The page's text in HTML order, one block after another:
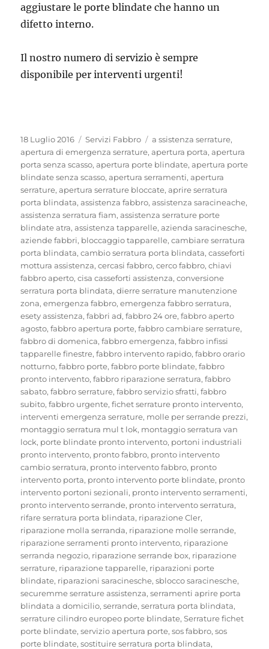
aggiustare le porte blindate che hanno un
difetto interno.
Il nostro numero di servizio è sempre
disponibile per interventi urgenti!
Pubblicato
il
18 Luglio 2016 Categorie
Servizi Fabbro Tag
a ssistenza serrature,
apertura di emergenza serrature,apertura porta,apertura
porta senza scasso,apertura porte blindate,apertura porte
blindate senza scasso,apertura serramenti,apertura
serrature,apertura serrature bloccate,aprire serratura
porta blindata,assistenza fabbro,assistenza saracineache,
assistenza serratura fiam,assistenza serrature porte
blindate atra,assistenza tapparelle,azienda saracinesche,
aziende fabbri, bloccaggio tapparelle,cambiare serratura
porta blindata,cambio serratura porta blindata,casseforti
mottura assistenza,cercasi fabbro,cerco fabbro,chiavi
fabbro aperto,cisa casseforti assistenza,conversione
serratura porta blindata,dierre serrature manutenzione
zona,emergenza fabbro,emergenza fabbro serratura,
esety assistenza,fabbri ad,fabbro 24 ore,fabbro aperto
agosto,fabbro apertura porte,fabbro cambiare serrature,
fabbro di domenica,fabbro emergenza,fabbro infissi
tapparelle finestre,fabbro intervento rapido,fabbro orario
notturno,fabbro porte,fabbro porte blindate,fabbro
pronto intervento,fabbro riparazione serratura,fabbro
sabato,fabbro serrature,fabbro servizio sfratti,fabbro
subito,fabbro urgente,fichet serrature pronto intervento,
interventi emergenza serrature, molle per serrande prezzi,
montaggio serratura mul t lok, montaggio serratura van
lock, porte blindate pronto intervento, portoni industriali
pronto intervento, pronto fabbro, pronto intervento
cambio serratura, pronto intervento fabbro, pronto
intervento porta, pronto intervento porte blindate, pronto
intervento portoni sezionali, pronto intervento serramenti,
pronto intervento serrande, pronto intervento serratura,
rifare serratura porta blindata, riparazione Cler,
riparazione molla serranda, riparazione molle serrande,
riparazione serramenti pronto intervento, riparazione
serranda negozio, riparazione serrande box, riparazione
serrature, riparazione tapparelle, riparazioni porte
blindate, riparazioni saracinesche,sblocco saracinesche,
securemme serrature assistenza,serramenti aprire porta
blindata a domicilio,serrande,serratura porta blindata,
serrature cilindro europeo porte blindate,Serrature fichet
porte blindate,servizio apertura porte,sos fabbro,sos
porte blindate,sostituire serratura porta blindata,